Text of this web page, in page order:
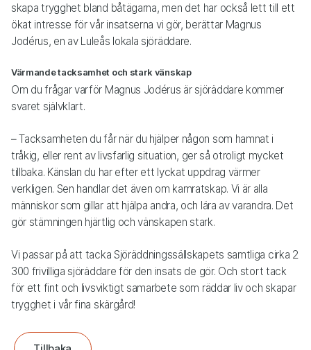
skapa trygghet bland båtägarna, men det har också lett till ett
ökat intresse för vår insatserna vi gör, berättar Magnus
Jodérus, en av Luleås lokala sjöräddare.
Värmande tacksamhet och stark vänskap
Om du frågar varför Magnus Jodérus är sjöräddare kommer
svaret självklart.
– Tacksamheten du får när du hjälper någon som hamnat i
tråkig, eller rent av livsfarlig situation, ger så otroligt mycket
tillbaka. Känslan du har efter ett lyckat uppdrag värmer
verkligen. Sen handlar det även om kamratskap. Vi är alla
människor som gillar att hjälpa andra, och lära av varandra. Det
gör stämningen hjärtlig och vänskapen stark.
Vi passar på att tacka Sjöräddningssällskapets samtliga cirka 2
300 frivilliga sjöräddare för den insats de gör. Och stort tack
för ett fint och livsviktigt samarbete som räddar liv och skapar
trygghet i vår fina skärgård!